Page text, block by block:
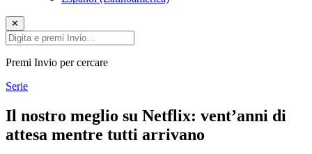
✕
Premi Invio per cercare
Serie
Il nostro meglio su Netflix: vent’anni di
attesa mentre tutti arrivano